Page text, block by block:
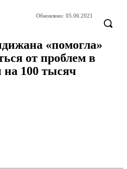
Обновлено: 05.06.2021
«помогла»
от проблем в
на 100 тысяч